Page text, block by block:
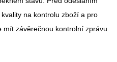
na kontrolu zboží a pro
závěrečnou kontrolní zprávu.